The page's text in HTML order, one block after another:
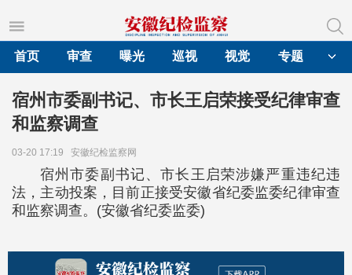
首页
审查 曝光 巡视 视觉 专题
宿州市委副书记、市长王启荣接受纪律审查
和监察调查
03-20 17:19 安徽纪检监察网
宿州市委副书记、市长王启荣涉嫌严重违纪违
法，主动投案，目前正接受安徽省纪委监委纪律审查
和监察调查。(安徽省纪委监委)